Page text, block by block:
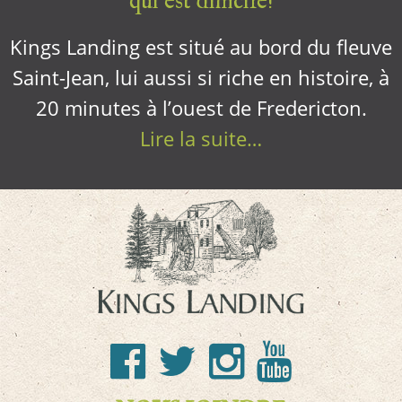
Kings Landing est situé au bord du fleuve
Saint-Jean, lui aussi si riche en histoire, à
20 minutes à l’ouest de Fredericton.
Lire la suite…